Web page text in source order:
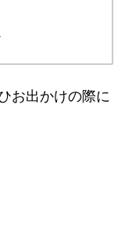
お出かけの際に